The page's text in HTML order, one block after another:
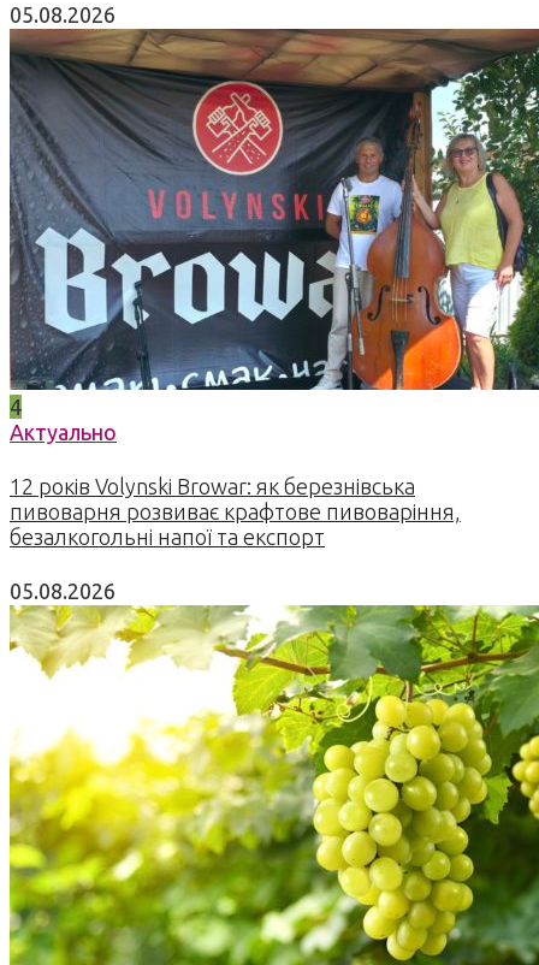
05.08.2026
4
Актуально
12 років Volynski Browar: як березнівська
пивоварня розвиває крафтове пивоваріння,
безалкогольні напої та експорт
05.08.2026